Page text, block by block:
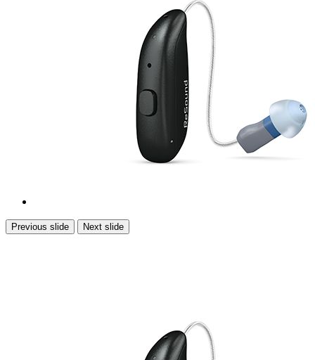
Previous slide Next slide